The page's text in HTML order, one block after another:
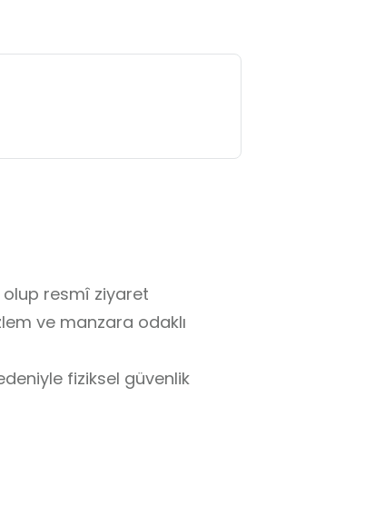
resmî ziyaret
ve manzara odaklı
fiziksel güvenlik
hareket etmelidir.